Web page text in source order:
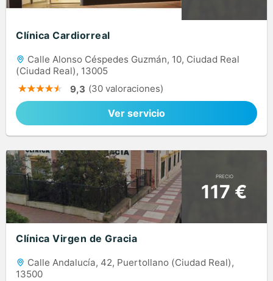
Clínica Cardiorreal
Calle Alonso Céspedes Guzmán, 10, Ciudad Real
(Ciudad Real), 13005
9,3 (30 valoraciones)
Ver servicio
PRECIO
117 €
Clínica Virgen de Gracia
Calle Andalucía, 42, Puertollano (Ciudad Real),
13500